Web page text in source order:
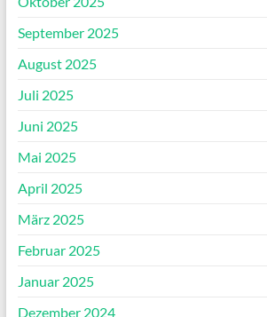
September 2025
August 2025
Juli 2025
Juni 2025
Mai 2025
April 2025
März 2025
Februar 2025
Januar 2025
Dezember 2024